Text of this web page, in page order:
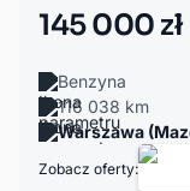
145 000 zł
Benzyna
116 038 km
Warszawa
Zobacz oferty: